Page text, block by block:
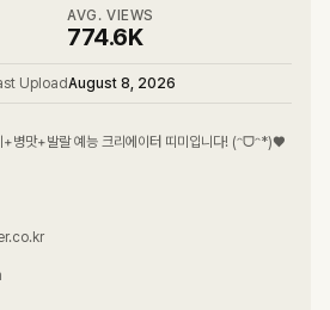
AVG. VIEWS
774.6K
UploadAugust 8, 2026
+병맛+발랄 예능 크리에이터 띠미입니다! (ᵔᗜᵔ*)♥